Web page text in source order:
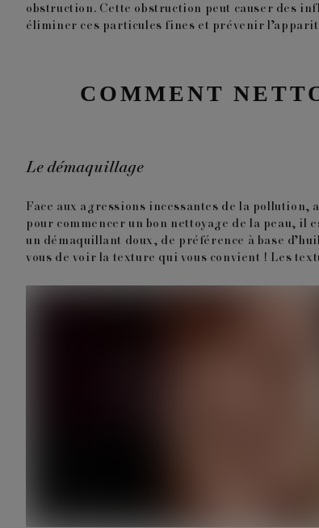
obstruction. Cette obstruction peut causer des
éliminer ces particules fines et prévenir
COMMENT
Le démaquillage
Face aux agressions incessantes de la pollution,
pour commencer un bon nettoyage de la peau,
un démaquillant doux, de préférence à base
vous de voir la texture qui vous convient ! Les